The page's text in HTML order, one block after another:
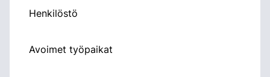
Henkilöstö
Avoimet työpaikat